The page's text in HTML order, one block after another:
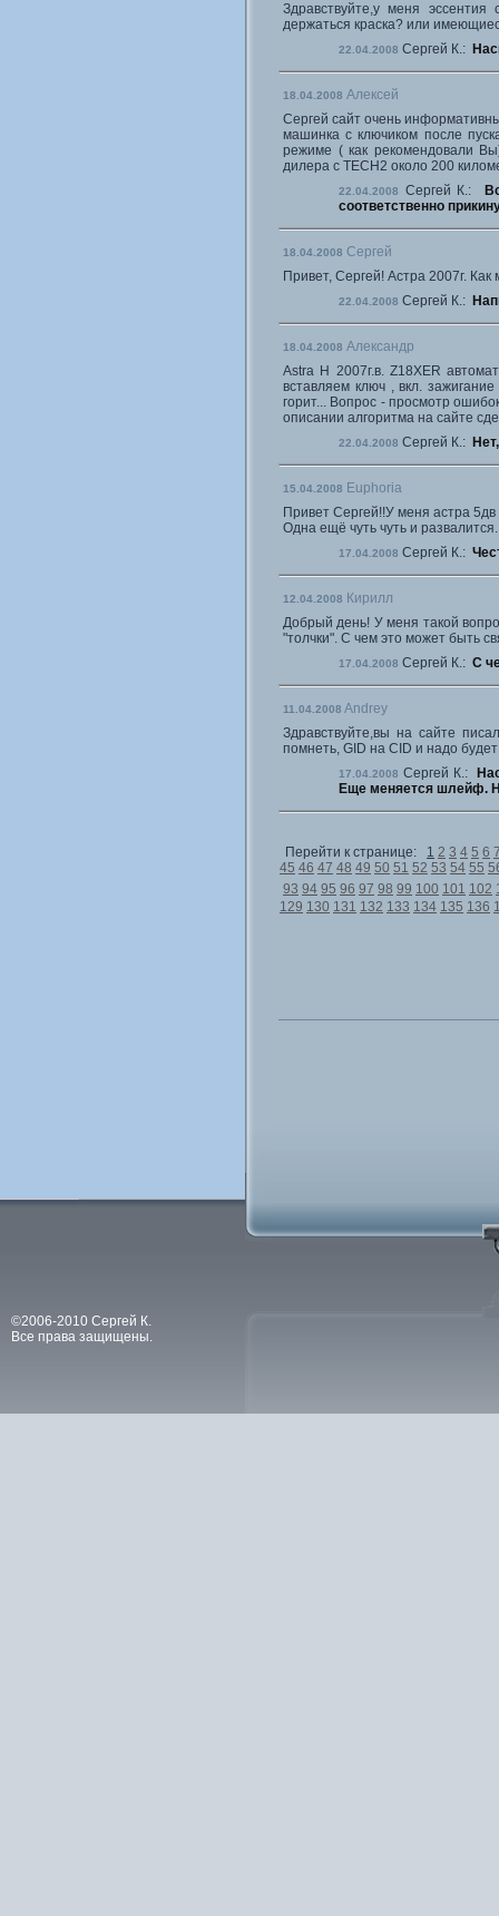
Здравствуйте,у меня
держаться краска? или
22.04.2008 Сергей К.:
18.04.2008 Алексей
Сергей сайт очень
машинка с ключиком после
режиме ( как рекомендовали
дилера с TECH2 около 200
22.04.2008 Сергей К.:
соответственно
18.04.2008 Сергей
Привет, Сергей! Астра 2007г.
22.04.2008 Сергей К.:
18.04.2008 Александр
Astra H 2007г.в. Z18XER
вставляем ключ , вкл.
горит... Вопрос - просмотр
описании алгоритма на сайте
22.04.2008 Сергей К.:
15.04.2008 Euphoria
Привет Сергей!!У меня астра
Одна ещё чуть чуть и
17.04.2008 Сергей К.:
12.04.2008 Кирилл
Добрый день! У меня такой
"толчки". С чем это может быть
17.04.2008 Сергей К.: С
11.04.2008 Andrey
Здравствуйте,вы на сайте
помнеть, GID на CID и надо
17.04.2008 Сергей К.:
Еще меняется шлейф.
Перейти к странице: 1 2 3 4 5 6
45 46 47 48 49 50 51 52 53 54 55
93 94 95 96 97 98 99 100 101 102
129 130 131 132 133 134 135 136
©2006-2010 Сергей К.
Все права защищены.